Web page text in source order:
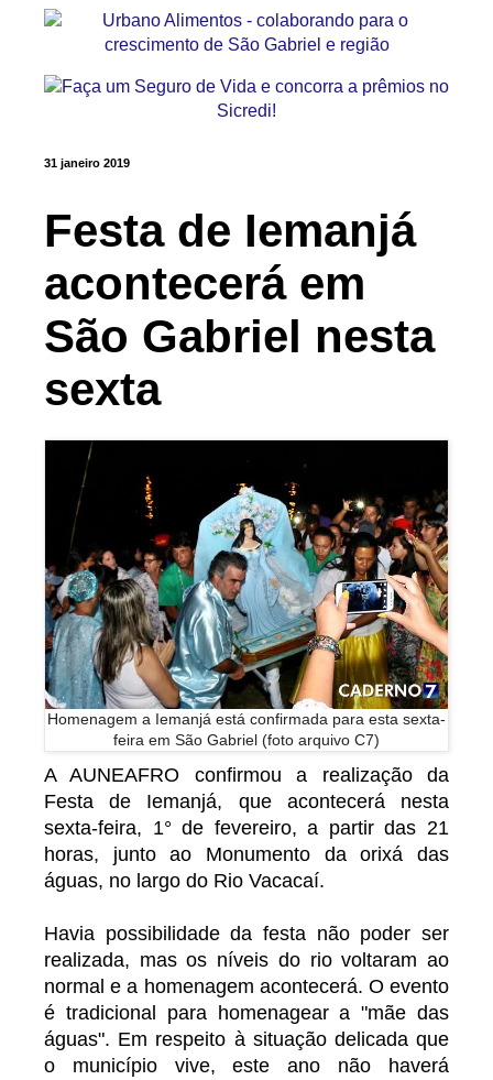
31 janeiro 2019
Festa de Iemanjá
acontecerá em
São Gabriel nesta
sexta
Homenagem a Iemanjá está confirmada para esta sexta-
feira em São Gabriel (foto arquivo C7)
A AUNEAFRO confirmou a realização da
Festa de Iemanjá, que acontecerá nesta
sexta-feira, 1° de fevereiro, a partir das 21
horas, junto ao Monumento da orixá das
águas, no largo do Rio Vacacaí.
Havia possibilidade da festa não poder ser
realizada, mas os níveis do rio voltaram ao
normal e a homenagem acontecerá. O evento
é tradicional para homenagear a "mãe das
águas". Em respeito à situação delicada que
o município vive, este ano não haverá